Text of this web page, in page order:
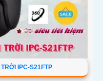
IPC-S21FTP